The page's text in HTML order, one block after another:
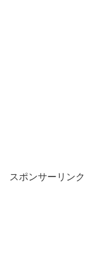
スポンサーリンク